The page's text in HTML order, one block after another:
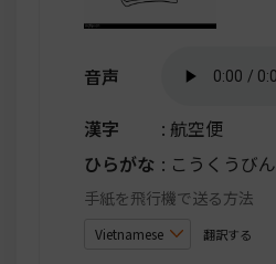
音声
漢字
: 航空便
ひらがな : こうくうびん
手紙を飛行機で送る方法
翻訳する